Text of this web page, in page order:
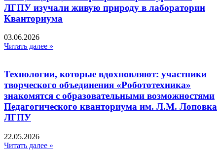
ЛГПУ изучали живую природу в лаборатории
Кванториума
03.06.2026
Читать далее »
Технологии, которые вдохновляют: участники
творческого объединения «Робототехника»
знакомятся с образовательными возможностями
Педагогического кванториума им. Л.М. Лоповка
ЛГПУ
22.05.2026
Читать далее »